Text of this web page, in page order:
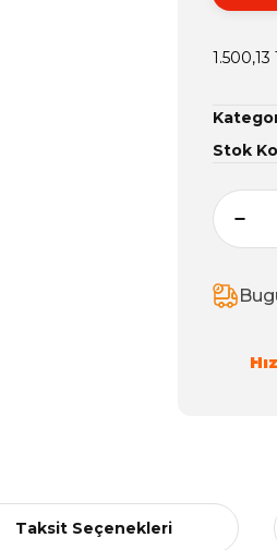
Stok
Taksit Seçenekleri